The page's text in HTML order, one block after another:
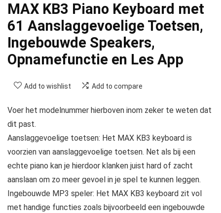
MAX KB3 Piano Keyboard met
61 Aanslaggevoelige Toetsen,
Ingebouwde Speakers,
Opnamefunctie en Les App
Add to wishlist Add to compare
Voer het modelnummer hierboven inom zeker te weten dat
dit past.
Aanslaggevoelige toetsen: Het MAX KB3 keyboard is
voorzien van aanslaggevoelige toetsen. Net als bij een
echte piano kan je hierdoor klanken juist hard of zacht
aanslaan om zo meer gevoel in je spel te kunnen leggen.
Ingebouwde MP3 speler: Het MAX KB3 keyboard zit vol
met handige functies zoals bijvoorbeeld een ingebouwde